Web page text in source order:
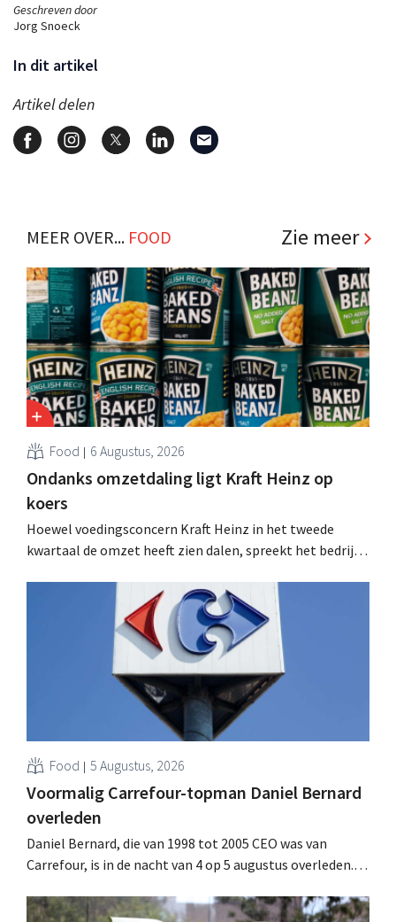
Geschreven door
Jorg Snoeck
In dit artikel
Artikel delen
MEER OVER... FOOD Zie meer
Food 6 Augustus, 2026
Ondanks omzetdaling ligt Kraft Heinz op
koers
Hoewel voedingsconcern Kraft Heinz in het tweede
kwartaal de omzet heeft zien dalen, spreekt het bedrijf
multinational verhoogt de investeringen en de
vooruitzichten.
Food 5 Augustus, 2026
Voormalig Carrefour-topman Daniel Bernard
overleden
Daniel Bernard, die van 1998 tot 2005 CEO was van
Carrefour, is in de nacht van 4 op 5 augustus overleden.
retailer, realiseerde de fusie met Promodès en nam